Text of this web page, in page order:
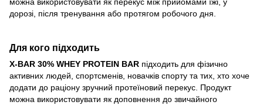
дорозі, після тренування або протягом робочого дня.
Для кого підходить
X-BAR 30% WHEY PROTEIN BAR підходить для фізично
активних людей, спортсменів, новачків спорту та тих, хто хоче
додати до раціону зручний протеїновий перекус. Продукт
можна використовувати як доповнення до звичайного